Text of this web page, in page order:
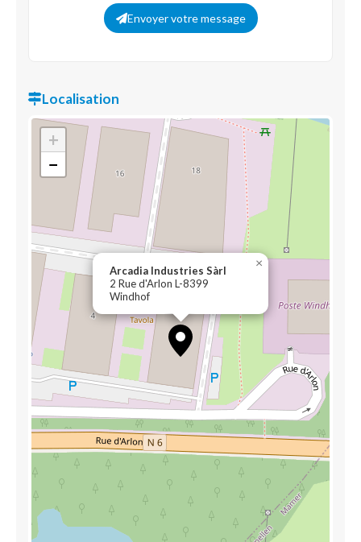
Envoyer votre message
Localisation
Arcadia Industries Sàrl
2 Rue d'Arlon L-8399
Windhof
×
+
−